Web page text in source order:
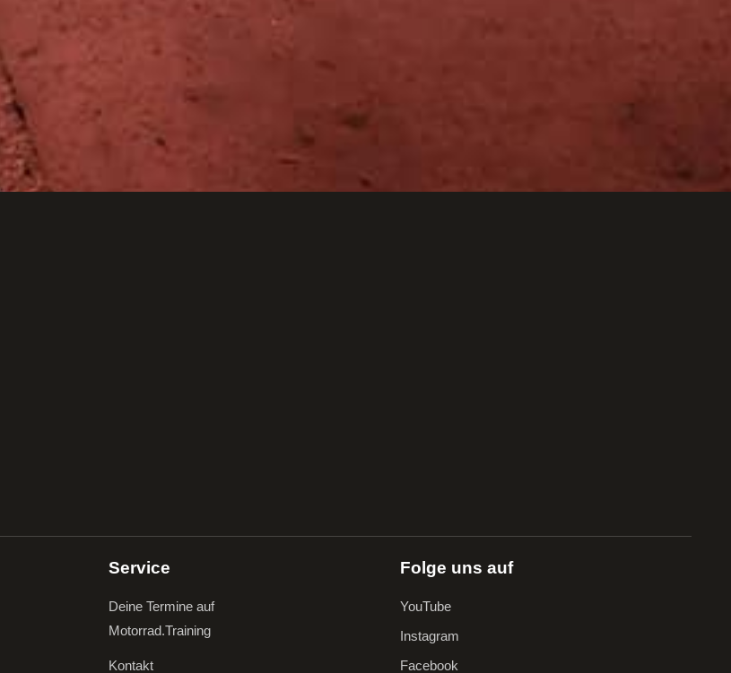
Service
Deine Termine auf
Motorrad.Training
Kontakt
Folge uns auf
YouTube
Instagram
Facebook